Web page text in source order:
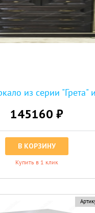
из серии "Грета"
145160 ₽
В КОРЗИНУ
Купить в 1 клик